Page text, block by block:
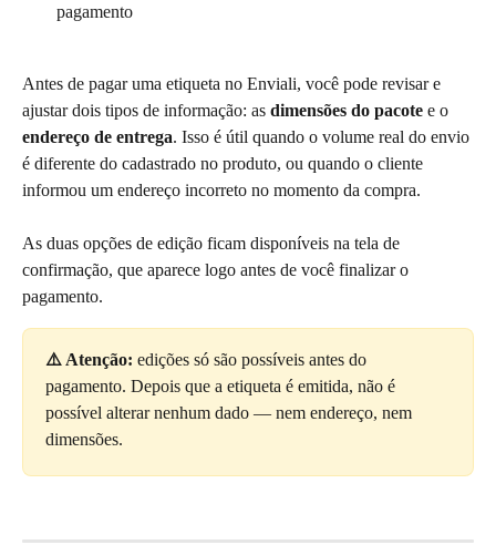
pagamento
Antes de pagar uma etiqueta no Enviali, você pode revisar e
ajustar dois tipos de informação: as dimensões do pacote e o
endereço de entrega. Isso é útil quando o volume real do envio
é diferente do cadastrado no produto, ou quando o cliente
informou um endereço incorreto no momento da compra.
As duas opções de edição ficam disponíveis na tela de
confirmação, que aparece logo antes de você finalizar o
pagamento.
⚠️ Atenção: edições só são possíveis antes do
pagamento. Depois que a etiqueta é emitida, não é
possível alterar nenhum dado — nem endereço, nem
dimensões.